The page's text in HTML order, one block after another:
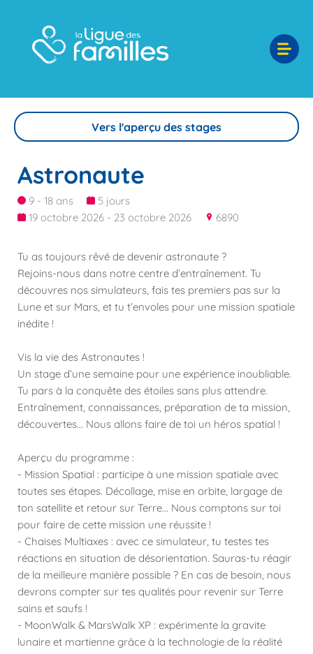
Vers l'aperçu des stages
Astronaute
9 - 18 ans
5 jours
19 octobre 2026 - 23 octobre 2026
6890
Tu as toujours rêvé de devenir astronaute ?
Rejoins-nous dans notre centre d’entraînement. Tu
découvres nos simulateurs, fais tes premiers pas sur la
Lune et sur Mars, et tu t’envoles pour une mission spatiale
inédite !
Vis la vie des Astronautes !
Un stage d’une semaine pour une expérience inoubliable.
Tu pars à la conquête des étoiles sans plus attendre.
Entraînement, connaissances, préparation de ta mission,
découvertes... Nous allons faire de toi un héros spatial !
Aperçu du programme :
- Mission Spatial : participe à une mission spatiale avec
toutes ses étapes. Décollage, mise en orbite, largage de
ton satellite et retour sur Terre... Nous comptons sur toi
pour faire de cette mission une réussite !
- Chaises Multiaxes : avec ce simulateur, tu testes tes
réactions en situation de désorientation. Sauras-tu réagir
de la meilleure manière possible ? En cas de besoin, nous
devrons compter sur tes qualités pour revenir sur Terre
sains et saufs !
- MoonWalk & MarsWalk XP : expérimente la gravite
lunaire et martienne grâce à la technologie de la réalité